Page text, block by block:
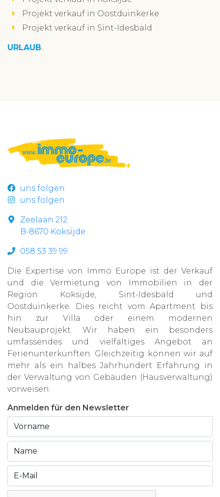
Projekt verkauf in Oostduinkerke
Projekt verkauf in Sint-Idesbald
URLAUB
uns folgen
uns folgen
Zeelaan 212
B-8670 Koksijde
058 53 39 99
Die Expertise von Immo Europe ist der Verkauf
und die Vermietung von Immobilien in der
Region Koksijde, Sint-Idesbald und
Oostduinkerke. Dies reicht vom Apartment bis
hin zur Villa oder einem modernen
Neubauprojekt. Wir haben ein besonders
umfassendes und vielfältiges Angebot an
Ferienunterkünften. Gleichzeitig können wir auf
mehr als ein halbes Jahrhundert Erfahrung in
der Verwaltung von Gebäuden (Hausverwaltung)
vorweisen.
Anmelden für den Newsletter